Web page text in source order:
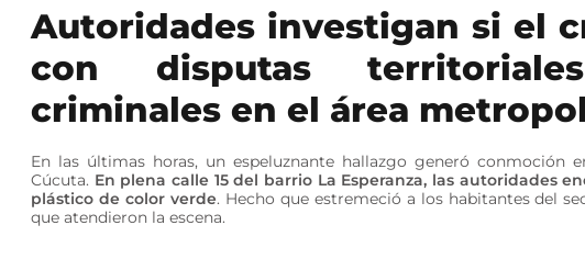
Autoridades investigan si el
con disputas
criminales en el área
En las últimas horas, un espeluznante hallazgo generó
Cúcuta. En plena calle 15 del barrio La Esperanza, las autoridades
plástico de color verde. Hecho que estremeció a los habitantes del
que atendieron la escena.